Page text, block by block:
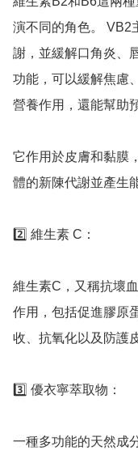
演不同的角色。 VB2
謝，並緩解口角炎、
功能，可以緩解焦慮
營養作用，還能幫助
它作用於皮膚和黏膜
體的新陳代謝並產生
2️⃣ 維生素 C：
維生素C，又稱抗壞
作用，包括促進膠原
收、抗氧化以及防護
3️⃣ 優衣寧萃取物：
一種多功能的天然成